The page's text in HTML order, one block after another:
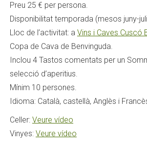
Preu 25 € per persona.
Disponibilitat temporada (mesos juny-
Lloc de l’activitat: a Vins i Caves Cuscó
Copa de Cava de Benvinguda.
Inclou 4 Tastos comentats per un
selecció d’aperitius.
Mínim 10 persones.
Idioma: Català, castellà, Anglès i
Celler: Veure vídeo
Vinyes: Veure vídeo